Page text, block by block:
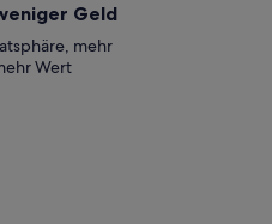
Geld
mehr
Wert